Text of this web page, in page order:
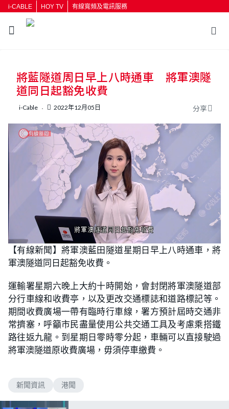
i-CABLE HOY TV 有線寬頻及電訊服務
按輸入鍵開始搜尋
將藍隧道周日早上八時通車 將軍澳隧
道同日起豁免收費
i-Cable 2022年12月05日 分享
n
m
t
e
L
o
a
d
e
d
0
0
.
0
0
%
【有線新聞】將軍澳藍田隧道星期日早上八時通車，將
軍澳隧道同日起豁免收費。
運輸署星期六晚上大約十時開始，會封閉將軍澳隧道部
分行車線和收費亭，以及更改交通標誌和道路標記等。
期間收費廣場一帶有臨時行車線，署方預計屆時交通非
常擠塞，呼籲市民盡量使用公共交通工具及考慮乘搭鐵
路往返九龍。到星期日零時零分起，車輛可以直接駛過
將軍澳隧道原收費廣場，毋須停車繳費。
新聞資訊 港聞